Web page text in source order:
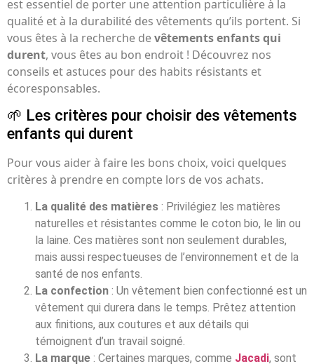
est essentiel de porter une attention particulière à la
qualité et à la durabilité des vêtements qu’ils portent. Si
vous êtes à la recherche devêtements enfants qui
durent, vous êtes au bon endroit ! Découvrez nos
conseils et astuces pour des habits résistants et
écoresponsables.
🌱 Les critères pour choisir des vêtements
enfants qui durent
Pour vous aider à faire les bons choix, voici quelques
critères à prendre en compte lors de vos achats.
La qualité des matières : Privilégiez les matières
naturelles et résistantes comme le coton bio, le lin ou
la laine. Ces matières sont non seulement durables,
mais aussi respectueuses de l’environnement et de la
santé de nos enfants.
La confection : Un vêtement bien confectionné est un
vêtement qui durera dans le temps. Prêtez attention
aux finitions, aux coutures et aux détails qui
témoignent d’un travail soigné.
La marque : Certaines marques, comme Jacadi, sont